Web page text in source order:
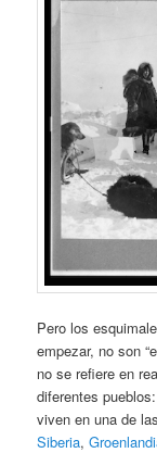
Pero los
empezar, no son
no se refiere en
diferentes
viven en una de
Siberia,